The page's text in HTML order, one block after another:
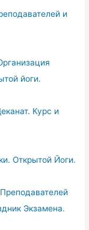
и
йоги.
Курс и
Открытой Йоги.
Экзамена.